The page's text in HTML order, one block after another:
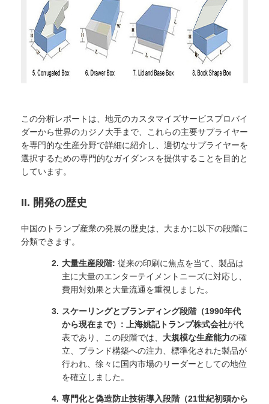
この分析レポートは、地元のカスタマイズサービスプロバイ
ダーから世界のカジノ大手まで、これらの主要サプライヤー
を専門的な生産分野で詳細に紹介し、適切なサプライヤーを
選択するための専門的なガイダンスを提供することを目的と
しています。
II. 開発の歴史
中国のトランプ産業の発展の歴史は、大まかに以下の段階に
分類できます。
大量生産段階: 従来の印刷に焦点を当て、製品は
主に大量のエンターテイメントニーズに対応し、
費用対効果と大量流通を重視しました。
スケーリングとブランディング段階（1990年代
から現在まで）:
上海姚記トランプ株式会社が代
表であり、この段階では、 大規模な生産能力の確
立、ブランド構築への注力、標準化された製品が
行われ、徐々に国内市場のリーダーとしての地位
を確立しました。
専門化と偽造防止技術導入段階（21世紀初頭から